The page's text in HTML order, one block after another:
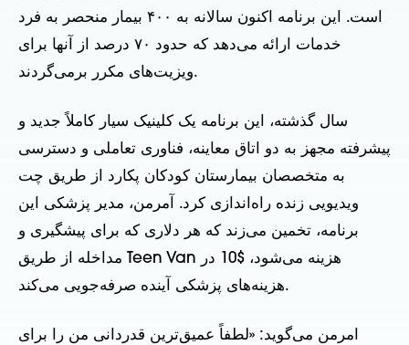
است. این برنامه اکنون سالانه به ۴۰۰ بیمار منحصر به فرد
خدمات ارائه می‌دهد که حدود ۷۰ درصد از آنها برای
ویزیت‌های مکرر برمی‌گردند.
سال گذشته، این برنامه یک کلینیک سیار کاملاً جدید و
پیشرفته مجهز به دو اتاق معاینه، فناوری تعاملی و دسترسی
به متخصصان بیمارستان کودکان پکارد از طریق چت
ویدیویی زنده راه‌اندازی کرد. آمرمن، مدیر پزشکی این
برنامه، تخمین می‌زند که هر دلاری که برای پیشگیری و
مداخله از طریق Teen Van هزینه می‌شود، $10 در
هزینه‌های پزشکی آینده صرفه‌جویی می‌کند.
امرمن می‌گوید: «لطفاً عمیق‌ترین قدردانی من را برای